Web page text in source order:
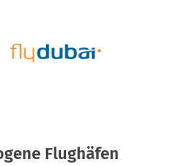
Flughäfen